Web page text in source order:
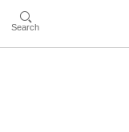
Search